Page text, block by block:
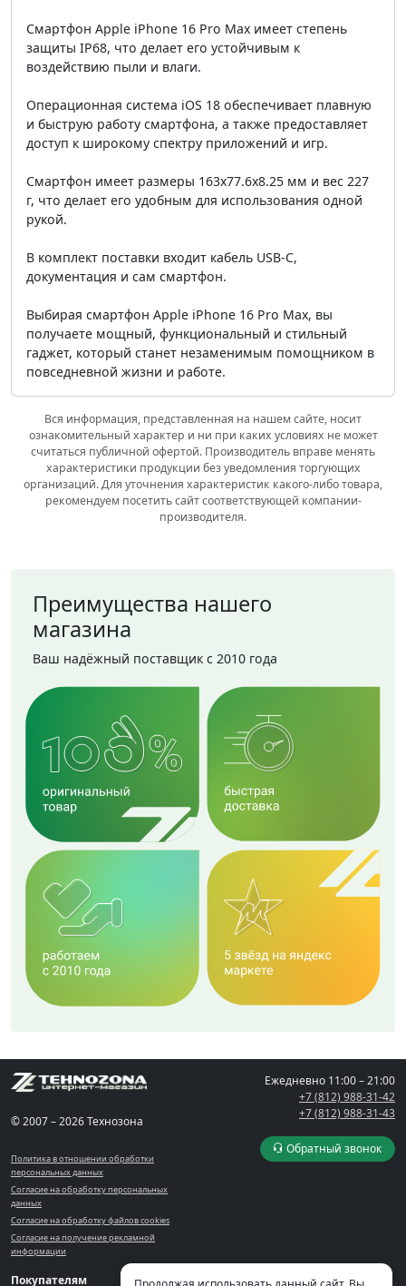
Смартфон Apple iPhone 16 Pro Max имеет степень
защиты IP68, что делает его устойчивым к
воздействию пыли и влаги.
Операционная система iOS 18 обеспечивает плавную
и быструю работу смартфона, а также предоставляет
доступ к широкому спектру приложений и игр.
Смартфон имеет размеры 163x77.6x8.25 мм и вес 227
г, что делает его удобным для использования одной
рукой.
В комплект поставки входит кабель USB-C,
документация и сам смартфон.
Выбирая смартфон Apple iPhone 16 Pro Max, вы
получаете мощный, функциональный и стильный
гаджет, который станет незаменимым помощником в
повседневной жизни и работе.
Вся информация, представленная на нашем сайте, носит
ознакомительный характер и ни при каких условиях не может
считаться публичной офертой. Производитель вправе менять
характеристики продукции без уведомления торгующих
организаций. Для уточнения характеристик какого-либо товара,
рекомендуем посетить сайт соответствующей компании-
производителя.
Преимущества нашего
магазина
Ваш надёжный поставщик с 2010 года
© 2007 – 2026 Технозона
Политика в отношении обработки
персональных данных
Согласие на обработку персональных
данных
Согласие на обработку файлов cookies
Согласие на получение рекламной
информации
Ежедневно 11:00 – 21:00
+7 (812) 988-31-42
+7 (812) 988-31-43
Обратный звонок
Покупателям Компания Кабинет